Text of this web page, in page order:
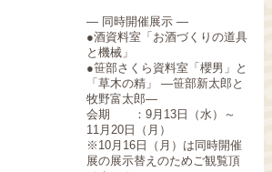
― 同時開催展示 ―
●酒資料室「お酒づくりの道具
と機械」
●笹部さくら資料室「櫻男」と
「草木の精」 ―笹部新太郎と
牧野富太郎―
会期 ：9月13日（水）～
11月20日（月）
※10月16日（月）は同時開催
展の展示替えのためご観覧頂